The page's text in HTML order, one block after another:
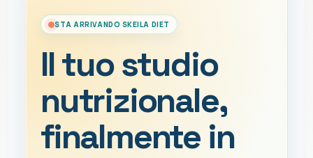
STA ARRIVANDO SKEILA DIET
Il tuo studio
nutrizionale,
finalmente in